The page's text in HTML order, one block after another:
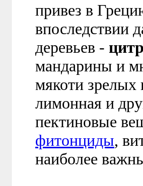
привез в
впоследствии
деревьев -
мандарины и
мякоти зрелых
лимонная и
пектиновые
фитонциды,
наиболее